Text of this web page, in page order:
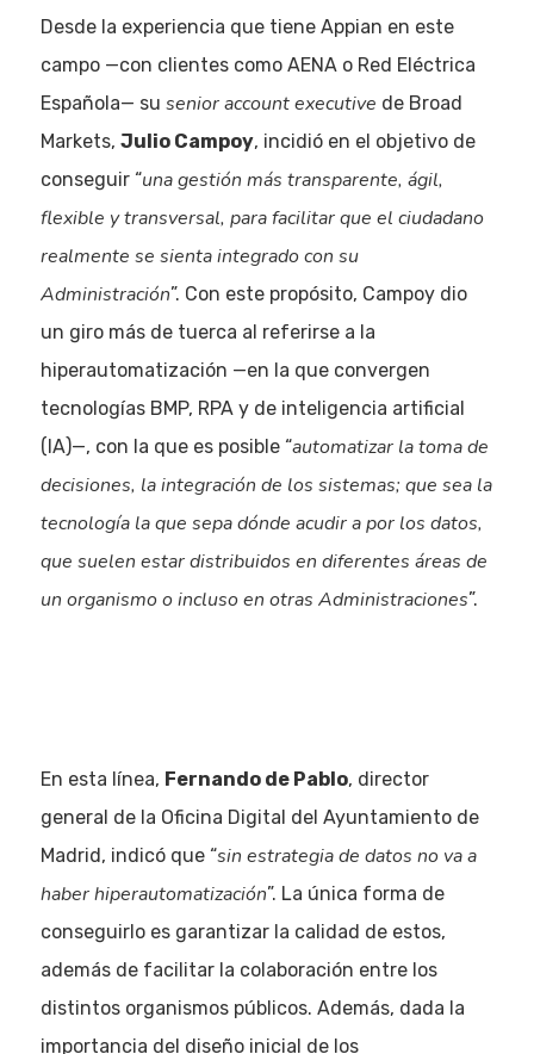
Desde la experiencia que tiene Appian en este
campo —con clientes como AENA o Red Eléctrica
Española— su senior account executive de Broad
Markets, Julio Campoy, incidió en el objetivo de
conseguir “una gestión más transparente, ágil,
flexible y transversal, para facilitar que el ciudadano
realmente se sienta integrado con su
Administración”. Con este propósito, Campoy dio
un giro más de tuerca al referirse a la
hiperautomatización —en la que convergen
tecnologías BMP, RPA y de inteligencia artificial
(IA)—, con la que es posible “automatizar la toma de
decisiones, la integración de los sistemas; que sea la
tecnología la que sepa dónde acudir a por los datos,
que suelen estar distribuidos en diferentes áreas de
un organismo o incluso en otras Administraciones”.
En esta línea, Fernando de Pablo, director
general de la Oficina Digital del Ayuntamiento de
Madrid, indicó que “sin estrategia de datos no va a
haber hiperautomatización”. La única forma de
conseguirlo es garantizar la calidad de estos,
además de facilitar la colaboración entre los
distintos organismos públicos. Además, dada la
importancia del diseño inicial de los